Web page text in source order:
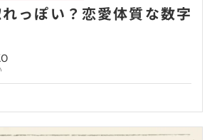
っぽい？恋愛体質な数字